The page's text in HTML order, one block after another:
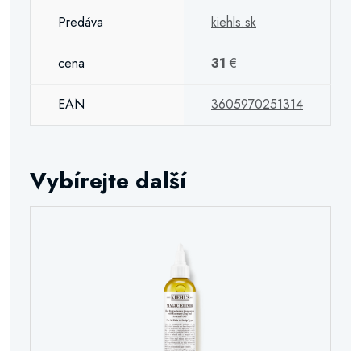
Predáva kiehls.sk
cena 31 €
EAN 3605970251314
Vybírejte další